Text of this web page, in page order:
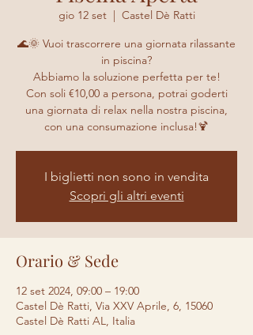
gio 12 set
  |
Castel Dè Ratti
🌊🌞 Vuoi trascorrere una giornata rilassante
in piscina?
Abbiamo la soluzione perfetta per te!
Con soli €10,00 a persona, potrai goderti
una giornata di relax nella nostra piscina,
con una consumazione inclusa!🍹
I biglietti non sono in vendita
Scopri gli altri eventi
Orario & Sede
12 set 2024, 09:00 – 19:00
Castel Dè Ratti, Via XXV Aprile, 6, 15060
Castel Dè Ratti AL, Italia